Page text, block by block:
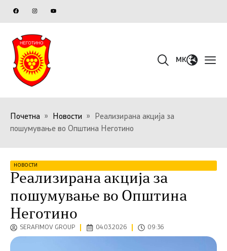
MK
Почетна » Новости »
Реализирана акција за
пошумување во Општина Неготино
НОВОСТИ
Реализирана акција за
пошумување во Општина
Неготино
SERAFIMOV GROUP 04.03.2026 09:36